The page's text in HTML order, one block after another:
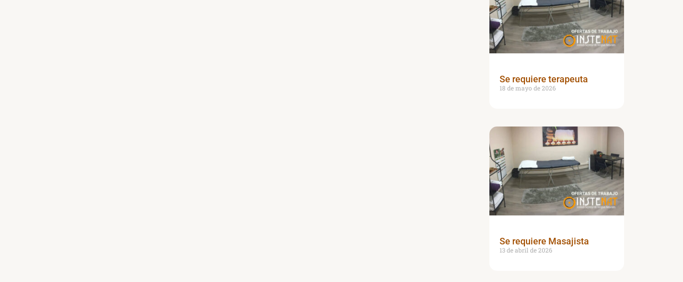
Se requiere terapeuta
18 de mayo de 2026
Se requiere Masajista
13 de abril de 2026